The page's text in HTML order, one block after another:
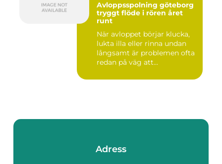
Avloppsspolning göteborg
tryggt flöde i rören året
runt
När avloppet börjar klucka,
lukta illa eller rinna undan
långsamt är problemen ofta
redan på väg att...
Adress